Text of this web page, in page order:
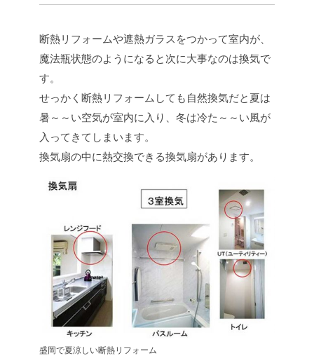
断熱リフォームや遮熱ガラスをつかって室内が、
魔法瓶状態のようになると次に大事なのは換気で
す。
せっかく断熱リフォームしても自然換気だと夏は
暑～～い空気が室内に入り、冬は冷た～～い風が
入ってきてしまいます。
換気扇の中に熱交換できる換気扇があります。
盛岡で夏涼しい断熱リフォーム